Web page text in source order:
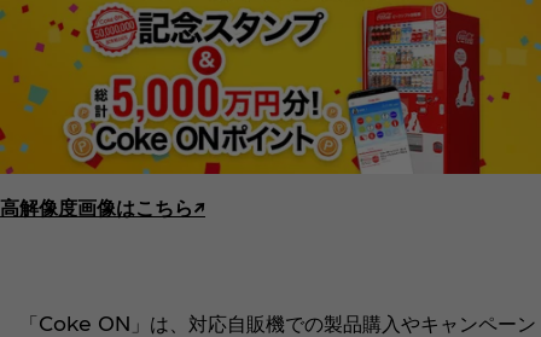
高解像度画像はこちら↗︎
「Coke ON」は、対応自販機での製品購入やキャンペーン